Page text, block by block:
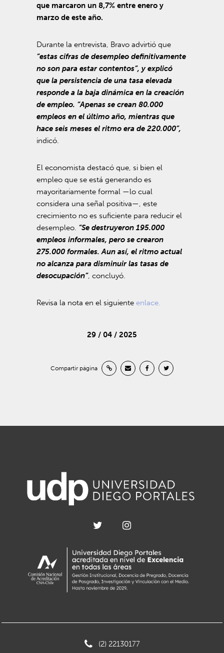
que marcaron un 8,7% entre enero y
marzo de este año.
Durante la entrevista, Bravo advirtió que
“estas cifras de desempleo definitivamente
no son para estar contentos”, y explicó
que la persistencia de una tasa elevada
responde a la baja dinámica en la creación
de empleo. “Apenas se crean 80.000
empleos en el último año, mientras que
hace seis meses el ritmo era de 220.000”,
indicó.
El economista destacó que, si bien el
empleo que se está generando es
mayoritariamente formal —lo cual
considera una señal positiva—, este
crecimiento no es suficiente para reducir el
desempleo. “Se destruyeron 195.000
empleos informales, pero se crearon
275.000 formales. Aun así, el ritmo actual
no alcanza para disminuir las tasas de
desocupación”, concluyó.
Revisa la nota en el siguienteenlace.
29 / 04 / 2025
Compartir página
(2) 22130177